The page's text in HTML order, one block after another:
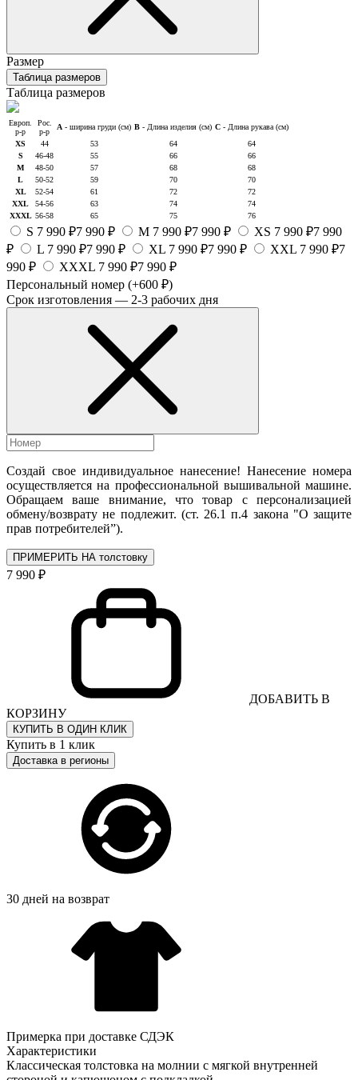
Размер
Таблица размеров
Таблица размеров
Европ.
р-р
Рос.
р-р
A - ширина груди (см) B - Длина изделия (см) C - Длина рукава (см)
XS
44 53 64
64
S
46-48 55 66
66
M
48-50 57 68
68
L
50-52 59 70
70
XL
52-54 61 72
72
XXL
54-56 63 74
74
XXXL 56-58 65 75 76
S 7 990 ₽7 990 ₽ M 7 990 ₽7 990 ₽ XS 7 990 ₽7 990
₽
L 7 990 ₽7 990 ₽ XL 7 990 ₽7 990 ₽ XXL 7 990 ₽7
990 ₽
XXXL 7 990 ₽7 990 ₽
Персональный номер (+600 ₽)
Срок изготовления — 2-3 рабочих дня
Создай свое индивидуальное нанесение! Нанесение номера
осуществляется на профессиональной вышивальной машине.
Обращаем ваше внимание, что товар с персонализацией
обмену/возврату не подлежит. (ст. 26.1 п.4 закона "О защите
прав потребителей”).
ПРИМЕРИТЬ НА толстовку
7 990 ₽
ДОБАВИТЬ В
КОРЗИНУ
КУПИТЬ В ОДИН КЛИК
Купить в 1 клик
Доставка в регионы
30 дней на возврат
Примерка при доставке СДЭК
Характеристики
Классическая толстовка на молнии с мягкой внутренней